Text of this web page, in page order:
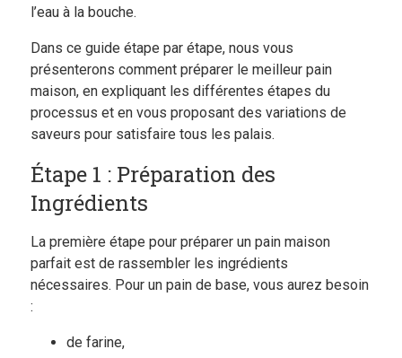
l’eau à la bouche.
Dans ce guide étape par étape, nous vous
présenterons comment préparer le meilleur pain
maison, en expliquant les différentes étapes du
processus et en vous proposant des variations de
saveurs pour satisfaire tous les palais.
Étape 1 : Préparation des
Ingrédients
La première étape pour préparer un pain maison
parfait est de rassembler les ingrédients
nécessaires. Pour un pain de base, vous aurez besoin
:
de farine,